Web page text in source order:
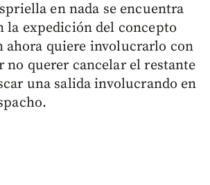
en nada se encuentra
expedición del concepto
ahora quiere involucrarlo con
querer cancelar el restante
una salida involucrando en